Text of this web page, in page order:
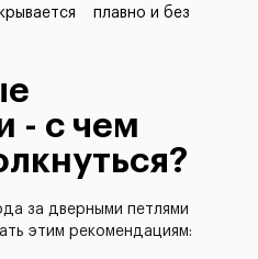
плавно и без
- с чем
за дверными петлями
этим рекомендациям: